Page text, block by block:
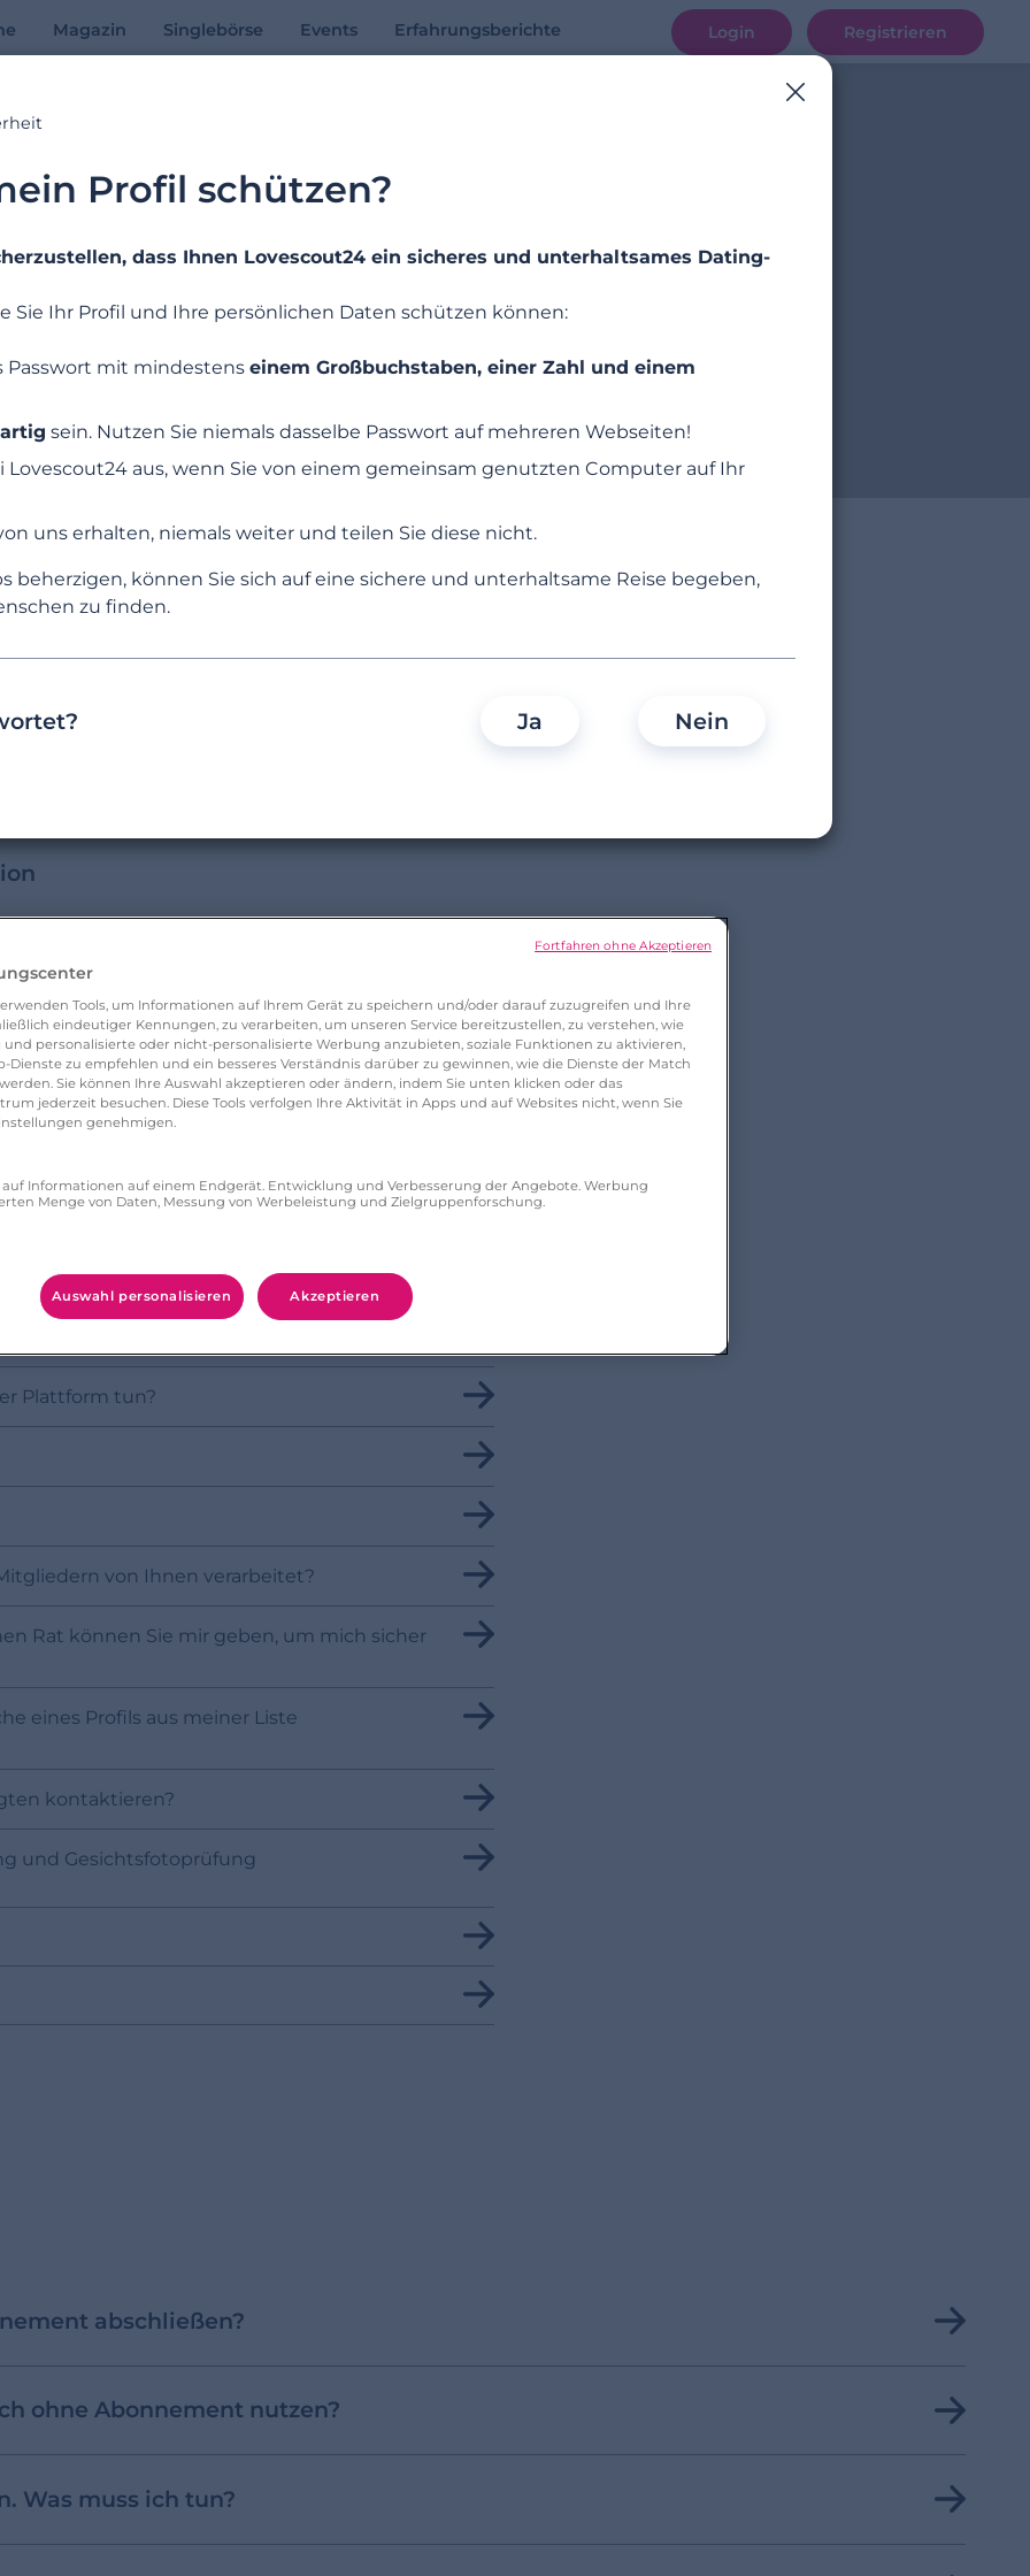
Magazin Singlebörse Events Erfahrungsberichte Login Registrieren
Online-Hilfe
es melden?
Entscheidungsfindung und Profiling
vorkommt. Was kann ich tun?
sind?
Plattform tun?
von Ihnen verarbeitet?
Rat können Sie mir geben, um mich sicher
eines Profils aus meiner Liste
kontaktieren?
und Gesichtsfotoprüfung
abschließen?
ohne Abonnement nutzen?
Was muss ich tun?
Profil schützen?
dass Ihnen Lovescout24 ein sicheres und unterhaltsames Dating-
Sie Ihr Profil und Ihre persönlichen Daten schützen können:
Passwort mit mindestenseinem Großbuchstaben, einer Zahl und einem
sein. Nutzen Sie niemals dasselbe Passwort auf mehreren Webseiten!
Lovescout24 aus, wenn Sie von einem gemeinsam genutzten Computer auf Ihr
uns erhalten, niemals weiter und teilen Sie diese nicht.
beherzigen, können Sie sich auf eine sichere und unterhaltsame Reise begeben,
zu finden.
Ja Nein
Tools, um Informationen auf Ihrem Gerät zu speichern und/oder darauf zuzugreifen und Ihre
eindeutiger Kennungen, zu verarbeiten, um unseren Service bereitzustellen, zu verstehen, wie
personalisierte oder nicht-personalisierte Werbung anzubieten, soziale Funktionen zu aktivieren,
Dienste zu empfehlen und ein besseres Verständnis darüber zu gewinnen, wie die Dienste der Match
Sie können Ihre Auswahl akzeptieren oder ändern, indem Sie unten klicken oder das
jederzeit besuchen. Diese Tools verfolgen Ihre Aktivität in Apps und auf Websites nicht, wenn Sie
genehmigen.
Informationen auf einem Endgerät. Entwicklung und Verbesserung der Angebote. Werbung
Menge von Daten, Messung von Werbeleistung und Zielgruppenforschung.
Auswahl personalisieren Akzeptieren
Fortfahren ohne Akzeptieren